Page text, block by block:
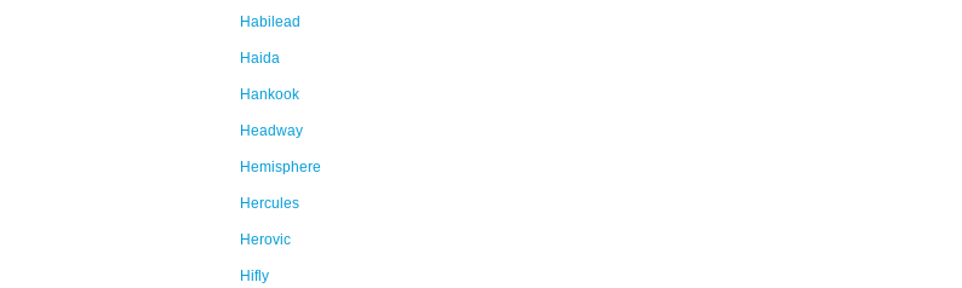
Habilead
Haida
Hankook
Headway
Hemisphere
Hercules
Herovic
Hifly